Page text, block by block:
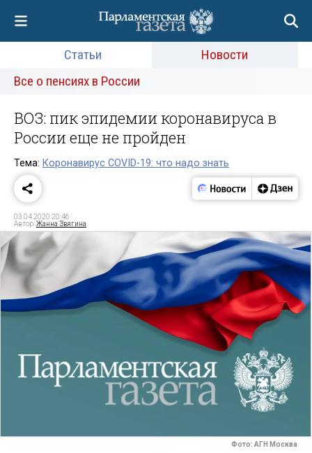
Статьи
Новости
Все о пенсиях в России
ВОЗ: пик эпидемии коронавируса в
России еще не пройден
Тема: Коронавирус COVID-19: что надо знать
03.04.2020 20:46
Автор:Жанна Звягина
Фото: АГН Москва